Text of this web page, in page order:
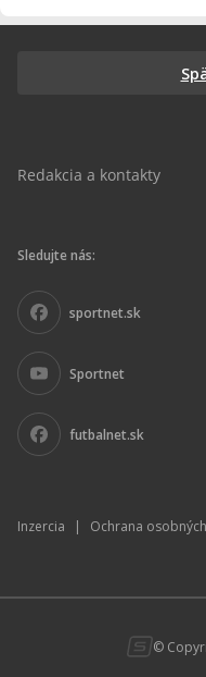
Redakcia a kontakty
Sledujte nás:
sportnet.sk
Sportnet
futbalnet.sk
Inzercia | Ochrana
©